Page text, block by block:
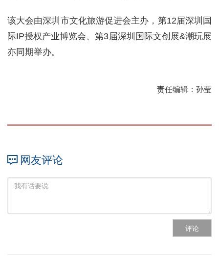
该大会由深圳市文化旅游促进会主办，第12届深圳国
际IP授权产业博览会、第3届深圳国际文创展&潮玩展
亦同期举办。
责任编辑：孙莹
网友评论
评论